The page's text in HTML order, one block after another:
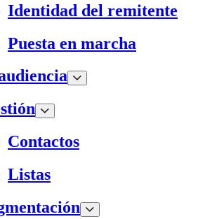
Identidad del remitente
Puesta en marcha
Contactos
Listas